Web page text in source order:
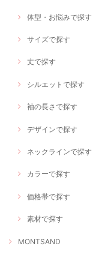
体型・お悩みで探す
サイズで探す
丈で探す
シルエットで探す
袖の長さで探す
デザインで探す
ネックラインで探す
カラーで探す
価格帯で探す
素材で探す
MONTSAND